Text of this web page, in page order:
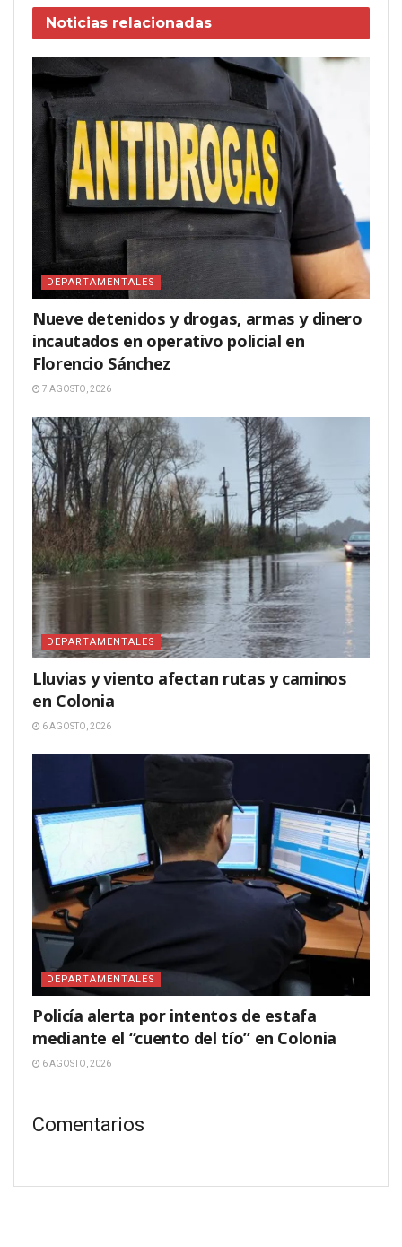
Noticias relacionadas
DEPARTAMENTALES
Nueve detenidos y drogas, armas y dinero
incautados en operativo policial en
Florencio Sánchez
7 AGOSTO, 2026
DEPARTAMENTALES
Lluvias y viento afectan rutas y caminos
en Colonia
6 AGOSTO, 2026
DEPARTAMENTALES
Policía alerta por intentos de estafa
mediante el “cuento del tío” en Colonia
6 AGOSTO, 2026
Comentarios